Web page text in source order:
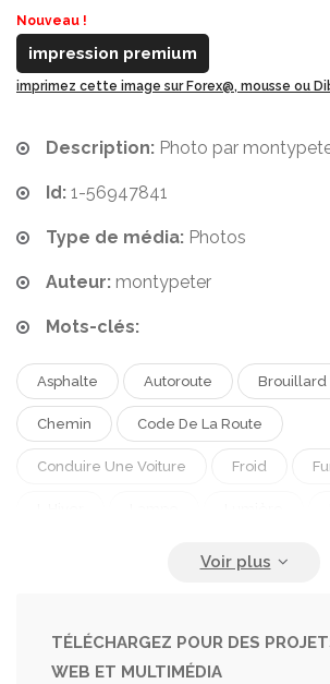
Nouveau !
impression premium
imprimez cette image sur Forex@, mousse ou
Description: Photo par
Id: 1-56947841
Type de média: Photos
Auteur: montypeter
Mots-clés:
Asphalte Autoroute Brouillard
Chemin Code De La Route
Conduire Une Voiture Froid
Sombre Transports Vehicule
Voiture Voyage
TÉLÉCHARGEZ POUR DES
WEB ET MULTIMÉDIA